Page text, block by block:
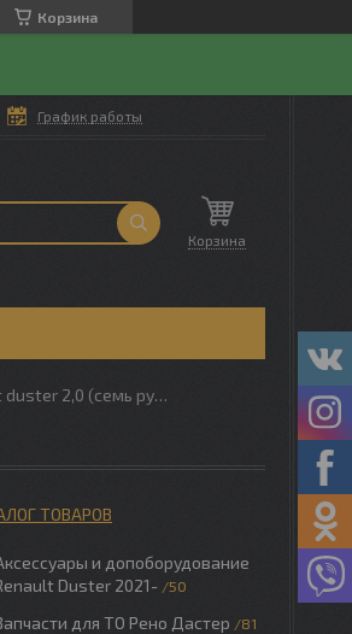
Корзина
График работы
Корзина
Обгонная муфта(шкив) генератора renault duster 2,0 (семь ручьев) ijs испания
ТОВАРОВ
и допоборудование
Duster 2021-
50
для ТО Рено Дастер 81